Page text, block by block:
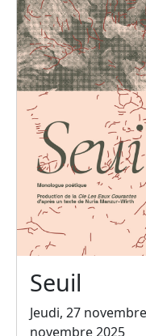
Seuil
Jeudi, 27
novembre 2025